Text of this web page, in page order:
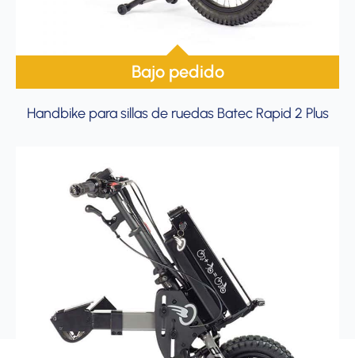
Bajo pedido
Handbike para sillas de ruedas Batec Rapid 2 Plus